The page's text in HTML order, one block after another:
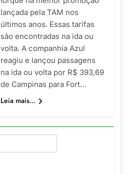
lançada pela TAM nos
últimos anos. Essas tarifas
são encontradas na ida ou
volta. A companhia Azul
reagiu e lançou passagens
na ida ou volta por R$ 393,69
de Campinas para Fort…
Leia mais...